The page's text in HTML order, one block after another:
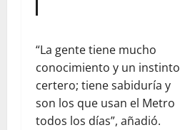
“La gente tiene mucho
conocimiento y un instinto
certero; tiene sabiduría y
son los que usan el Metro
todos los días”, añadió.